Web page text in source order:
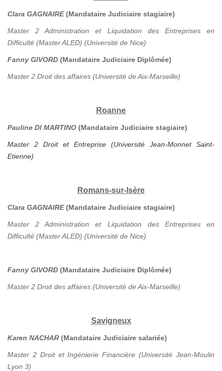
Clara GAGNAIRE(Mandataire Judiciaire stagiaire)
Master 2 Administration et Liquidation des Entreprises en
Difficulté (Master ALED) (Université de Nice)
Fanny GIVORD (Mandataire Judiciaire Diplômée)
Master 2 Droit des affaires (Université de Aix-Marseille)
Roanne
Pauline DI MARTINO (Mandataire Judiciaire stagiaire)
Master 2 Droit et Entreprise (Université Jean-Monnet Saint-
Etienne)
Romans-sur-Isère
Clara GAGNAIRE(Mandataire Judiciaire stagiaire)
Master 2 Administration et Liquidation des Entreprises en
Difficulté (Master ALED) (Université de Nice)
Fanny GIVORD (Mandataire Judiciaire Diplômée)
Master 2 Droit des affaires (Université de Aix-Marseille)
Savigneux
Karen NACHAR (Mandataire Judiciaire salariée)
Master 2 Droit et Ingénierie Financière (Université Jean-Moulin
Lyon 3)